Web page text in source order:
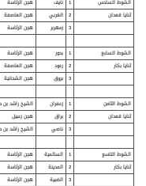
الشوط السادس 1 نايف هجن الرئاسة
ثنايا قعدان
2 الغربي هجن العاصفة
3 زمهربر هجن الرئاسة
الشوط السابع 1 بحور هجن الرئاسة
ثنايا بكار
2 رعود هجن العاصفة
3 بروق هجن الشحانية
الشوط الثامن 1 زعفران الشيخ راشد بن
ثنايا قعدان
2 براق هجن زعبيل
3 ناصي الشيخ راشد بن
الشوط التاسع 1 السالمية هجن الرئاسة
ثنايا بكار
2 المدينة هجن الرئاسة
3 الضبية هجن الرئاسة